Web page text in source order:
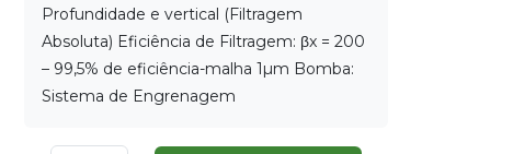
Profundidade e vertical (Filtragem
Absoluta) Eficiência de Filtragem: βx = 200
– 99,5% de eficiência-malha 1µm Bomba:
Sistema de Engrenagem